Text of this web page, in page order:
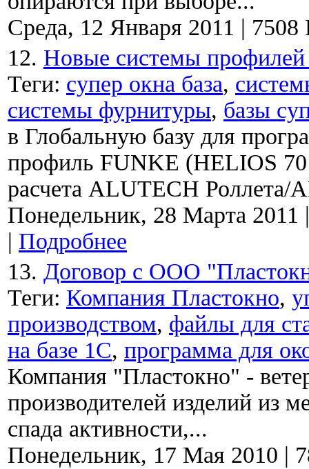
Среда, 12 Января 2011 | 7508
12. Новые системы профилей
Теги: супер окна база,
системы фурнитуры, базы
в Глобальную базу для
профиль FUNKE (HELIOS
расчета ALUTECH Роллета/
Понедельник, 28 Марта 2011
| Подробнее
13. Договор с ООО
Теги: Компания Пластокно,
производством, файлы для
на базе 1С, программа для
Компания "Пластокно" -
производителей изделий из
спада активности,...
Понедельник, 17 Мая 2010 |